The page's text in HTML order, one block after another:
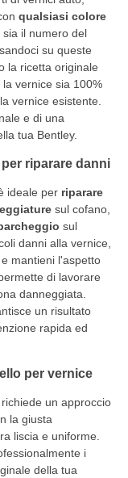
qualsiasi colore
sia il numero del
su queste
la ricetta originale
vernice sia 100%
vernice esistente.
e di una
tua Bentley.
riparare danni
ideale per riparare
sul cofano,
sul
danni alla vernice,
mantieni l'aspetto
di lavorare
danneggiata.
un risultato
rapida ed
per vernice
richiede un approccio
la giusta
liscia e uniforme.
i
della tua